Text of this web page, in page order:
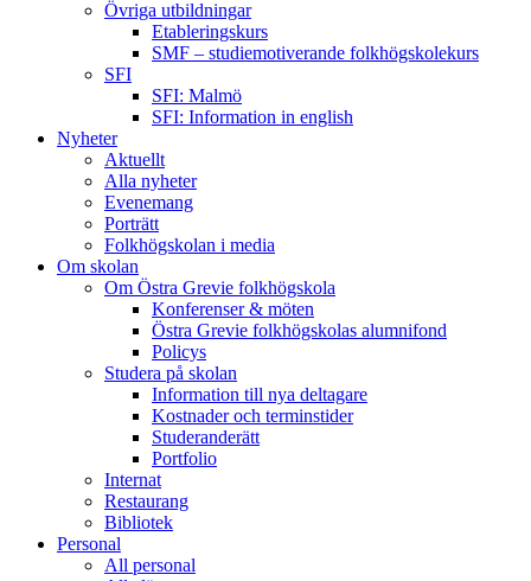
Övriga utbildningar
Etableringskurs
SMF – studiemotiverande folkhögskolekurs
SFI
SFI: Malmö
SFI: Information in english
Nyheter
Aktuellt
Alla nyheter
Evenemang
Porträtt
Folkhögskolan i media
Om skolan
Om Östra Grevie folkhögskola
Konferenser & möten
Östra Grevie folkhögskolas alumnifond
Policys
Studera på skolan
Information till nya deltagare
Kostnader och terminstider
Studeranderätt
Portfolio
Internat
Restaurang
Bibliotek
Personal
All personal